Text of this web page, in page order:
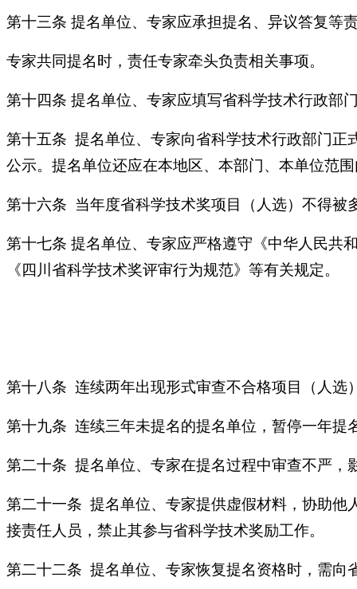
第十三条 提名单位、专家应承担提名、异议答复等
专家共同提名时，责任专家牵头负责相关事项。
第十四条 提名单位、专家应填写省科学技术行政部
第十五条 提名单位、专家向省科学技术行政部门正
公示。提名单位还应在本地区、本部门、本单位范
第十六条 当年度省科学技术奖项目（人选）不得被
第十七条 提名单位、专家应严格遵守《中华人民共
《四川省科学技术奖评审行为规范》等有关规定。
第十八条 连续两年出现形式审查不合格项目（人选
第十九条 连续三年未提名的提名单位，暂停一年提
第二十条 提名单位、专家在提名过程中审查不严，
第二十一条 提名单位、专家提供虚假材料，协助他
接责任人员，禁止其参与省科学技术奖励工作。
第二十二条 提名单位、专家恢复提名资格时，需向